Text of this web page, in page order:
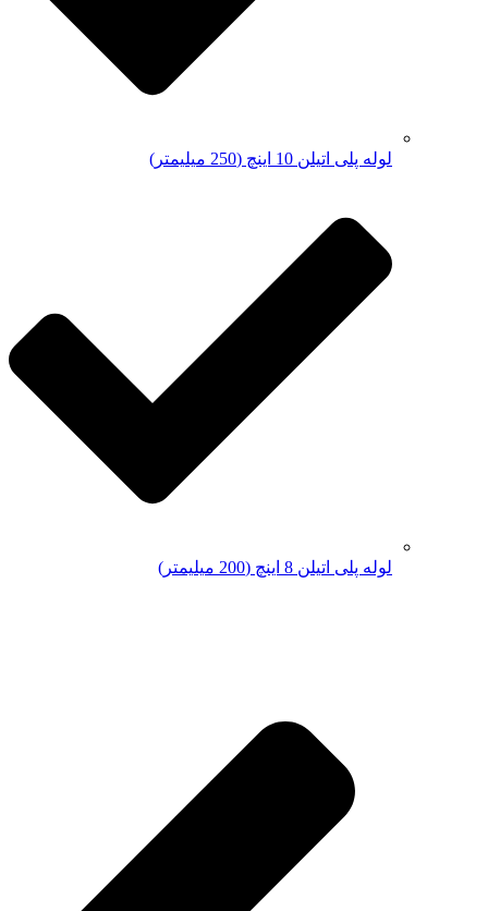
لوله پلی اتیلن 10 اینچ (250 میلیمتر)
لوله پلی اتیلن 8 اینچ (200 میلیمتر)